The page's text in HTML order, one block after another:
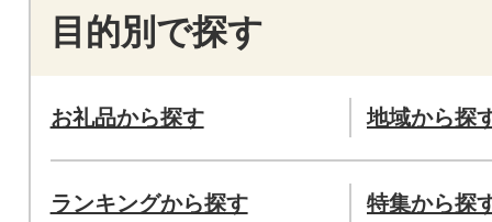
目的別で探す
お礼品から探す 地域から探
ランキングから探す 特集から探